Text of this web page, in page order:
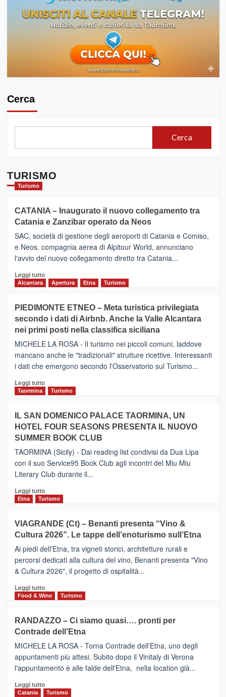
Cerca
Cerca
TURISMO
Turismo
CATANIA – Inaugurato il nuovo collegamento tra
Catania e Zanzibar operato da Neos
SAC, società di gestione degli aeroporti di Catania e Comiso,
e Neos, compagnia aerea di Alpitour World, annunciano
l'avvio del nuovo collegamento diretto tra Catania...
Leggi tuttoLeggi
CATANIA
–
Inaugurato
il
nuovo
collegamento
tra
e
Zanzibar
da
Neos
Alcantara Apertura Etna Turismo
PIEDIMONTE ETNEO – Meta turistica privilegiata
secondo i dati di Airbnb. Anche la Valle Alcantara
nei primi posti nella classifica siciliana
MICHELE LA ROSA - Il turismo nei piccoli comuni, laddove
mancano anche le "tradizionali" strutture ricettive. Interessanti
i dati che emergono secondo l'Osservatorio sul Turismo...
Leggi tuttoLeggi
PIEDIMONTE
ETNEO
–
Meta
turistica
privilegiata
secondo
dati
di
Anche
la
Alcantara
nei
primi
nella
classifica
Taormina Turismo
IL SAN DOMENICO PALACE TAORMINA, UN
HOTEL FOUR SEASONS PRESENTA IL NUOVO
SUMMER BOOK CLUB
TAORMINA (Sicily) - Dai reading list condivisi da Dua Lipa
con il suo Service95 Book Club agli incontri del Miu Miu
Literary Club durante il...
Leggi tuttoLeggi
di
IL
SAN
DOMENICO
PALACE
TAORMINA,
UN
HOTEL
FOUR
IL
NUOVO
SUMMER
CLUB
Etna Turismo
VIAGRANDE (Ct) – Benanti presenta “Vino &
Cultura 2026”. Le tappe dell’enoturismo sull’Etna
Ai piedi dell'Etna, tra vigneti storici, architetture rurali e
percorsi dedicati alla cultura del vino, Benanti presenta "Vino
& Cultura 2026", il progetto di ospitalità...
Leggi tuttoLeggi
di
VIAGRANDE
(Ct)
–
Benanti
presenta
“Vino
&
Cultura
Food & Wine Turismo
RANDAZZO – Ci siamo quasi…. pronti per
Contrade dell’Etna
MICHELE LA ROSA - Torna Contrade dell'Etna, uno degli
appuntamenti più attesi. Subito dopo il Vinitaly di Verona
l'appuntamento è alle falde dell'Etna, nella location già...
Leggi tuttoLeggi
di
Catania Turismo